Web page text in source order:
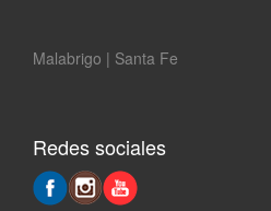
Malabrigo | Santa Fe
Redes sociales